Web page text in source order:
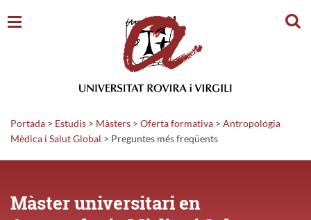
Portada > Estudis > Màsters > Oferta formativa > Antropologia
Mèdica i Salut Global > Preguntes més freqüents
Màster universitari en